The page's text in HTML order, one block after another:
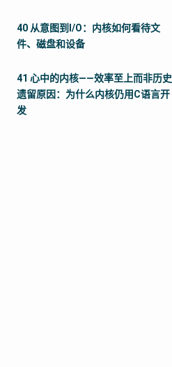
40 从意图到I/O：内核如何看待文
件、磁盘和设备
41 心中的内核——效率至上而非历史
遗留原因：为什么内核仍用C语言开
发